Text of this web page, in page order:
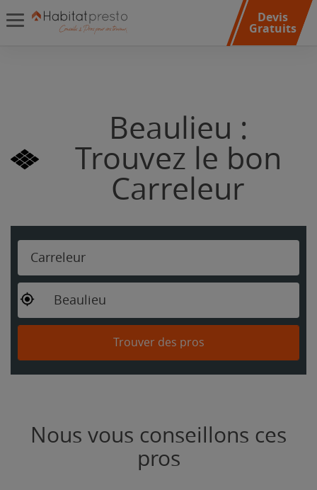
Devis
Gratuits
Beaulieu :
Trouvez le bon
Carreleur
Carreleur
Beaulieu
Trouver des pros
Nous vous conseillons ces
pros